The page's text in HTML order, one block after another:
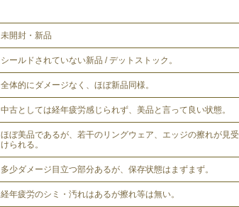
未開封・新品
シールドされていない新品 / デットストック。
全体的にダメージなく、ほぼ新品同様。
中古としては経年疲労感じられず、美品と言って良い状態。
ほぼ美品であるが、若干のリングウェア、エッジの擦れが見受
けられる。
多少ダメージ目立つ部分あるが、保存状態はまずまず。
経年疲労のシミ・汚れはあるが擦れ等は無い。